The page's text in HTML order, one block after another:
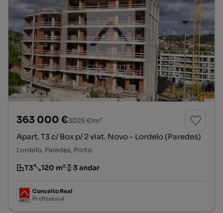
363 000 €3025 €/m²
Apart. T3 c/ Box p/ 2 viat. Novo - Lordelo (Paredes)
Lordelo, Paredes, Porto
Tipologia
T3
Preço por metro quadrado
120 m²
Andar 3 andar
Conceito Real
Profissional